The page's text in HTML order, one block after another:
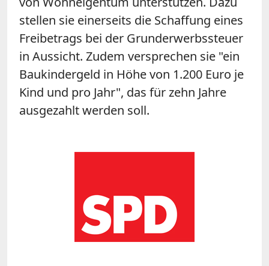
stellen sie einerseits die Schaffung eines
Freibetrags bei der Grunderwerbssteuer
in Aussicht. Zudem versprechen sie "ein
Baukindergeld in Höhe von 1.200 Euro je
Kind und pro Jahr", das für zehn Jahre
ausgezahlt werden soll.